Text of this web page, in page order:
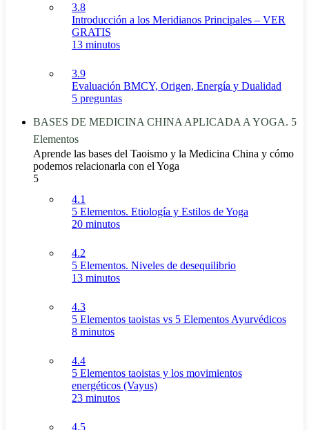
3.8
Introducción a los Meridianos Principales – VER
GRATIS
13 minutos
3.9
Evaluación BMCY, Origen, Energía y Dualidad
5 preguntas
BASES DE MEDICINA CHINA APLICADA A YOGA. 5
Elementos
Aprende las bases del Taoismo y la Medicina China y cómo
podemos relacionarla con el Yoga
5
4.1
5 Elementos. Etiología y Estilos de Yoga
20 minutos
4.2
5 Elementos. Niveles de desequilibrio
13 minutos
4.3
5 Elementos taoistas vs 5 Elementos Ayurvédicos
8 minutos
4.4
5 Elementos taoistas y los movimientos
energéticos (Vayus)
23 minutos
4.5